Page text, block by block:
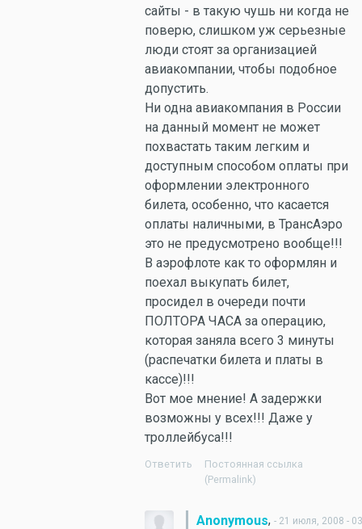
сайты - в такую чушь ни когда не
поверю, слишком уж серьезные
люди стоят за организацией
авиакомпании, чтобы подобное
допустить.
Ни одна авиакомпания в России
на данный момент не может
похвастать таким легким и
доступным способом оплаты при
оформлении электронного
билета, особенно, что касается
оплаты наличными, в ТрансАэро
это не предусмотрено вообще!!!
В аэрофлоте как то оформлян и
поехал выкупать билет,
просидел в очереди почти
ПОЛТОРА ЧАСА за операцию,
которая заняла всего 3 минуты
(распечатки билета и платы в
кассе)!!!
Вот мое мнение! А задержки
возможны у всех!!! Даже у
троллейбуса!!!
Ответить
Постоянная ссылка
(Permalink)
Anonymous, - 21 июля, 2008 -